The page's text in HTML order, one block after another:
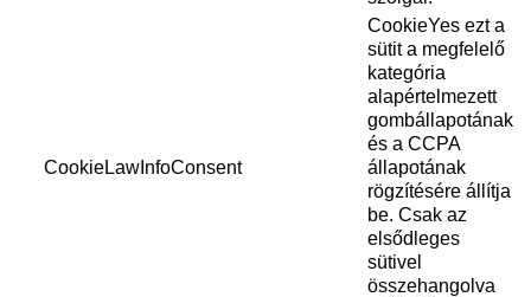
CookieLawInfoConsent
CookieYes ezt a
sütit a megfelelő
kategória
alapértelmezett
gombállapotának
és a CCPA
állapotának
rögzítésére állítja
be. Csak az
elsődleges
sütivel
összehangolva